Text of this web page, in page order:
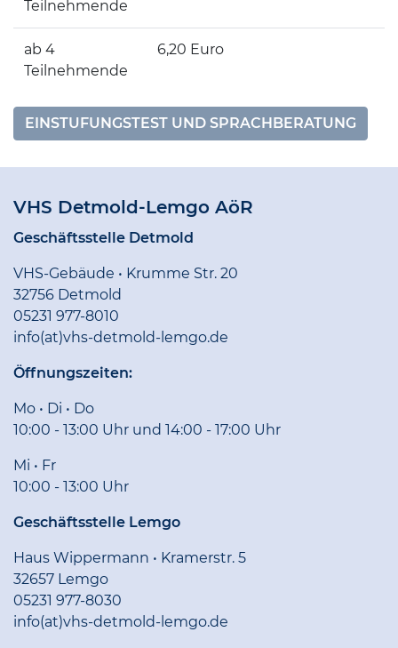
Teilnehmende
ab 4
Teilnehmende
6,20 Euro
EINSTUFUNGSTEST UND SPRACHBERATUNG
VHS Detmold-Lemgo AöR
Geschäftsstelle Detmold
VHS-Gebäude • Krumme Str. 20
32756 Detmold
05231 977-8010
info(at)vhs-detmold-lemgo.de
Öffnungszeiten:
Mo • Di • Do
10:00 - 13:00 Uhr und 14:00 - 17:00 Uhr
Mi • Fr
10:00 - 13:00 Uhr
Geschäftsstelle Lemgo
Haus Wippermann • Kramerstr. 5
32657 Lemgo
05231 977-8030
info(at)vhs-detmold-lemgo.de